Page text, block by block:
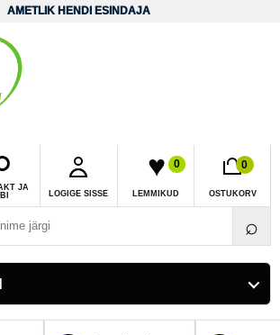
AMETLIK HENDI ESINDAJA
⌕
JA
LOGIGE SISSE LEMMIKUD
0
OSTUKORV
0